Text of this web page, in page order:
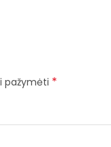
pažymėti *